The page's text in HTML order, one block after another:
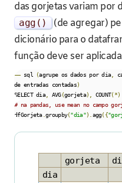
das gorjetas variam por
agg ()
(de agregar)
dicionário para o
função deve ser
–– sql (agrupe os dados por dia,
de entradas contadas)
SELECT dia, AVG(gorjeta), COUNT(*)
# na pandas, use mean no campo
dfGorjeta.groupby("dia"). agg({
gorjeta
dia